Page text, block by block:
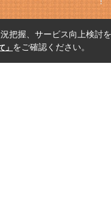
把握、サービス向上検討
」 をご確認ください。